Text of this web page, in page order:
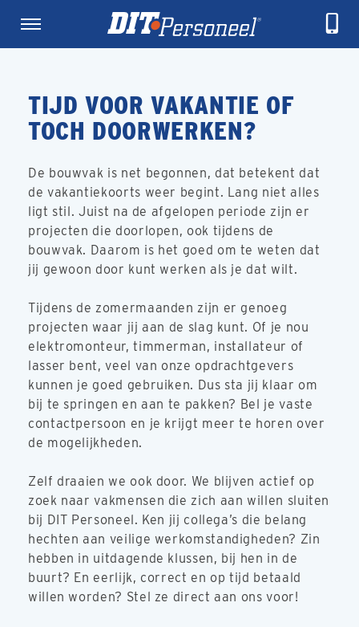
TIJD VOOR VAKANTIE OF
TOCH DOORWERKEN?
De bouwvak is net begonnen, dat betekent dat
de vakantiekoorts weer begint. Lang niet alles
ligt stil. Juist na de afgelopen periode zijn er
projecten die doorlopen, ook tijdens de
bouwvak. Daarom is het goed om te weten dat
jij gewoon door kunt werken als je dat wilt.
Tijdens de zomermaanden zijn er genoeg
projecten waar jij aan de slag kunt. Of je nou
elektromonteur, timmerman, installateur of
lasser bent, veel van onze opdrachtgevers
kunnen je goed gebruiken. Dus sta jij klaar om
bij te springen en aan te pakken? Bel je vaste
contactpersoon en je krijgt meer te horen over
de mogelijkheden.
Zelf draaien we ook door. We blijven actief op
zoek naar vakmensen die zich aan willen sluiten
bij DIT Personeel. Ken jij collega’s die belang
hechten aan veilige werkomstandigheden? Zin
hebben in uitdagende klussen, bij hen in de
buurt? En eerlijk, correct en op tijd betaald
willen worden? Stel ze direct aan ons voor!